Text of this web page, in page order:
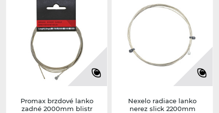
Promax brzdové lanko
zadné 2000mm blistr
Nexelo radiace lanko
nerez slick 2200mm